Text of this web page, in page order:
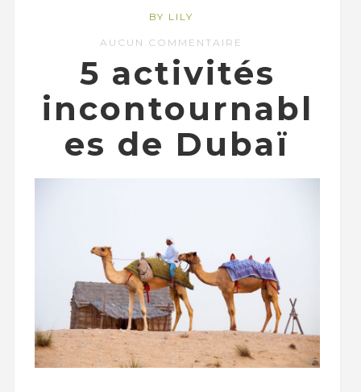
BY LILY
AUCUN COMMENTAIRE
5 activités
incontournabl
es de Dubaï